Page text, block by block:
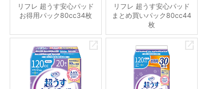
リフレ 超うす安心パッド
お得用パック80cc34枚
リフレ 超うす安心パッド
まとめ買いパック80cc44
枚